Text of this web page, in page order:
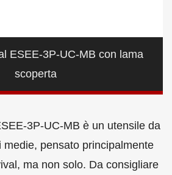
ESEE-3P-UC-MB con lama
scoperta
3P-UC-MB è un utensile da
medie, pensato principalmente
ma non solo. Da consigliare